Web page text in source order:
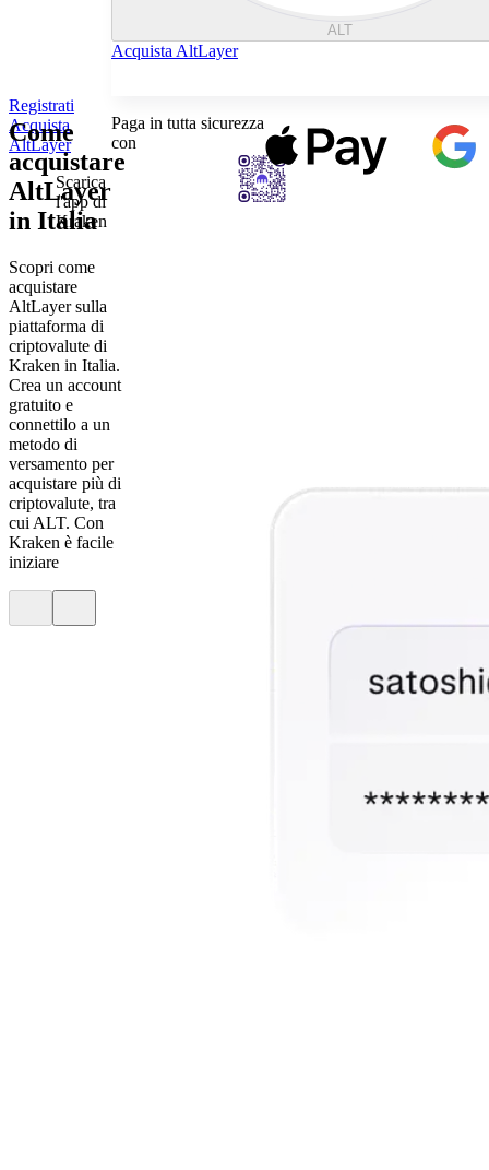
Registrati
Acquista
AltLayer
Scarica
l'app di
Kraken
ALT
Acquista AltLayer
Paga in tutta sicurezza
con
Come
acquistare
AltLayer
in Italia
Scopri come
acquistare
AltLayer sulla
piattaforma di
criptovalute di
Kraken in Italia.
Crea un account
gratuito e
connettilo a un
metodo di
versamento per
acquistare più di
criptovalute, tra
cui ALT. Con
Kraken è facile
iniziare